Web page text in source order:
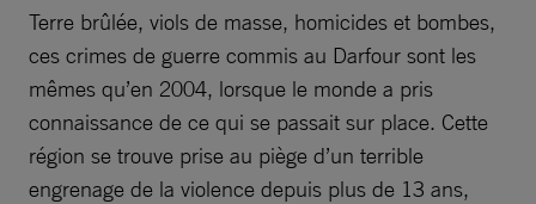
Terre brûlée, viols de masse, homicides et bombes,
ces crimes de guerre commis au Darfour sont les
mêmes qu’en 2004, lorsque le monde a pris
connaissance de ce qui se passait sur place. Cette
région se trouve prise au piège d’un terrible
engrenage de la violence depuis plus de 13 ans,